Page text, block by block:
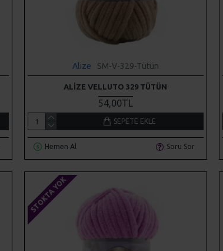
Alize SM-V-329-Tütün
ALIZE VELLUTO 329 TÜTÜN
54,00TL
SEPETE EKLE
Hemen Al Soru Sor
STOKTA YOK